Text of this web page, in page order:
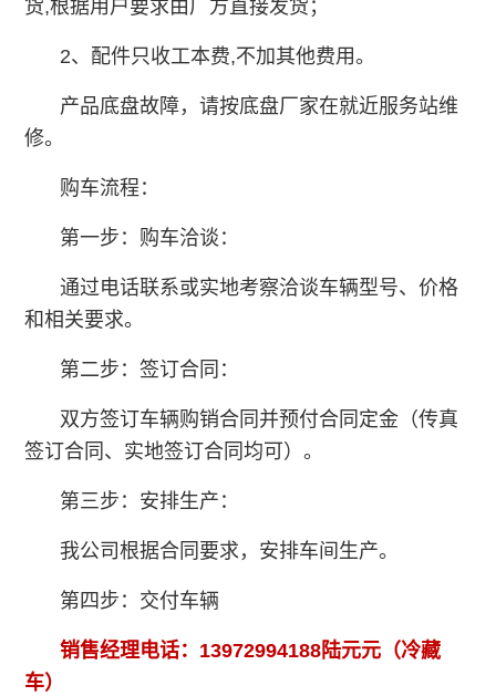
货,根据用户要求由厂方直接发货；
2、配件只收工本费,不加其他费用。
产品底盘故障，请按底盘厂家在就近服务站维
修。
购车流程：
第一步：购车洽谈：
通过电话联系或实地考察洽谈车辆型号、价格
和相关要求。
第二步：签订合同：
双方签订车辆购销合同并预付合同定金（传真
签订合同、实地签订合同均可）。
第三步：安排生产：
我公司根据合同要求，安排车间生产。
第四步：交付车辆
销售经理电话：13972994188陆元元（冷藏
车）